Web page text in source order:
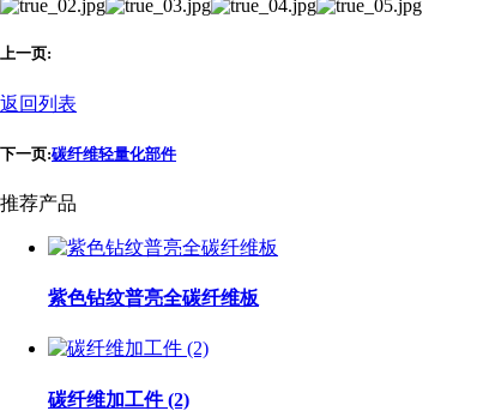
上一页:
返回列表
下一页:碳纤维轻量化部件
推荐产品
紫色钻纹普亮全碳纤维板
碳纤维加工件 (2)